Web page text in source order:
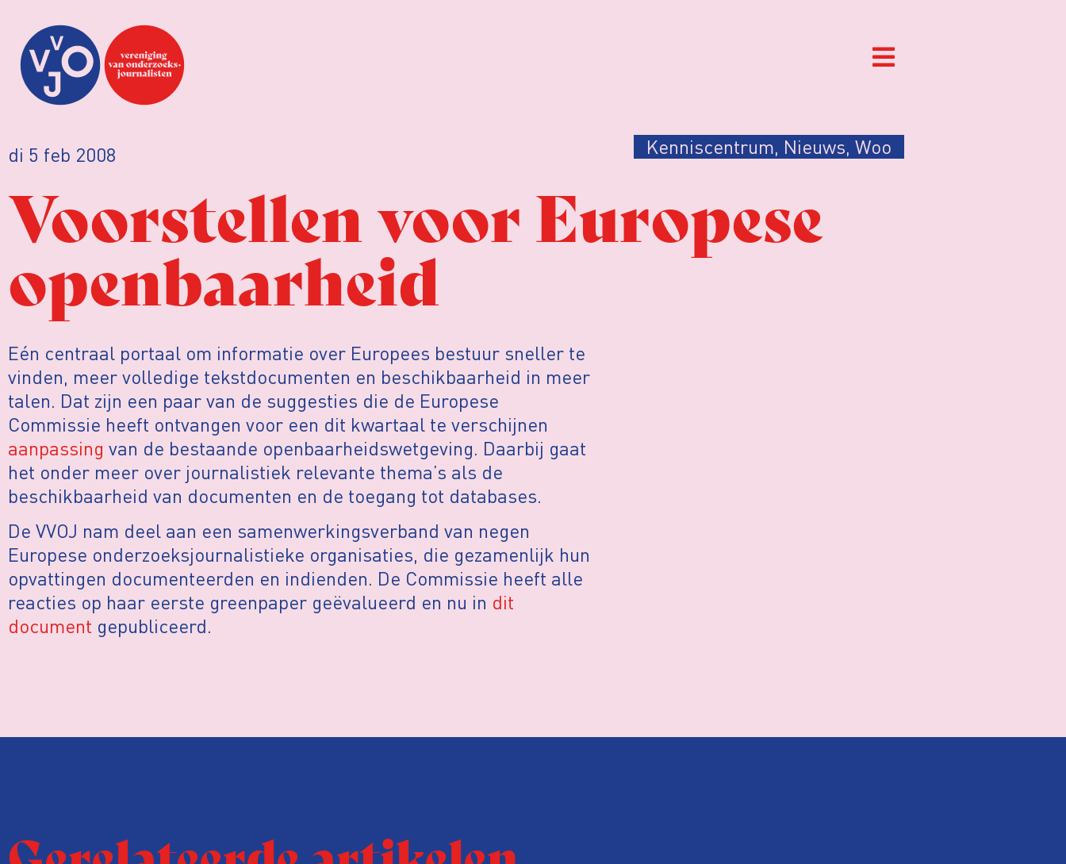
di 5 feb 2008 Kenniscentrum, Nieuws, Woo
Voorstellen voor Europese
openbaarheid
Eén centraal portaal om informatie over Europees bestuur sneller te
vinden, meer volledige tekstdocumenten en beschikbaarheid in meer
talen. Dat zijn een paar van de suggesties die de Europese
Commissie heeft ontvangen voor een dit kwartaal te verschijnen
aanpassing van de bestaande openbaarheidswetgeving. Daarbij gaat
het onder meer over journalistiek relevante thema’s als de
beschikbaarheid van documenten en de toegang tot databases.
De VVOJ nam deel aan een samenwerkingsverband van negen
Europese onderzoeksjournalistieke organisaties, die gezamenlijk hun
opvattingen documenteerden en indienden. De Commissie heeft alle
reacties op haar eerste greenpaper geëvalueerd en nu in dit
document gepubliceerd.